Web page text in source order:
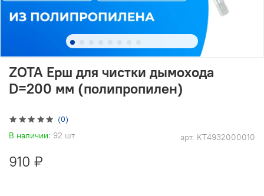
(0)
арт. KT4932000010
В наличии: 92 шт
ZOTA Ерш для чистки дымохода
D=200 мм (полипропилен)
910 ₽